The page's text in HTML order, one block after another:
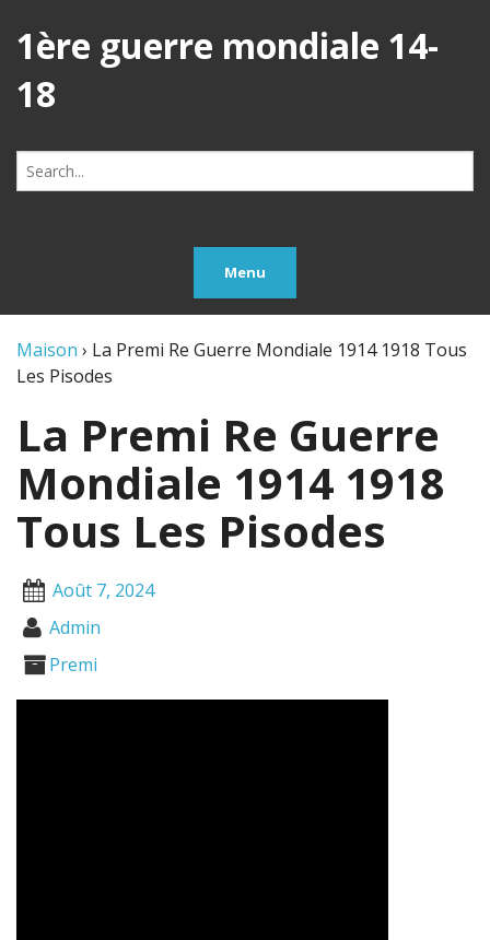
1ère guerre mondiale 14-
18
Search
for:
Menu
Maison › La Premi Re Guerre Mondiale 1914 1918 Tous
Les Pisodes
La Premi Re Guerre
Mondiale 1914 1918
Tous Les Pisodes
Août 7, 2024
Admin
Premi